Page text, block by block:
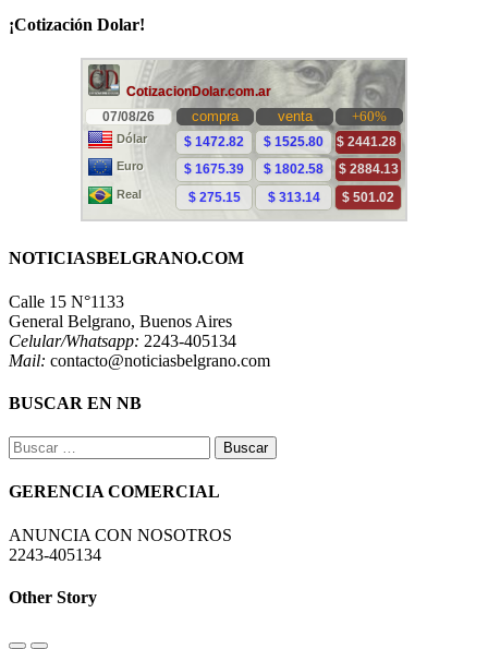
¡Cotización Dolar!
NOTICIASBELGRANO.COM
Calle 15 N°1133
General Belgrano, Buenos Aires
Celular/Whatsapp: 2243-405134
Mail: contacto@noticiasbelgrano.com
BUSCAR EN NB
Buscar:
GERENCIA COMERCIAL
ANUNCIA CON NOSOTROS
2243-405134
Other Story